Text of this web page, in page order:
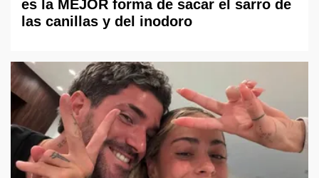
es la MEJOR forma de sacar el sarro de
las canillas y del inodoro